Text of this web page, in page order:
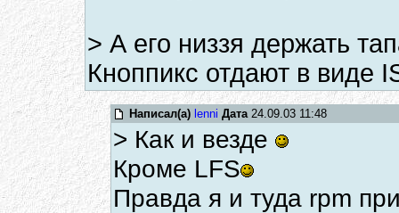
> А его низзя держать
Кноппикс отдают в виде
Написал(а) lenni Дата24.09.03 11:48
> Как и везде
Кроме LFS
Правда я и туда rpm